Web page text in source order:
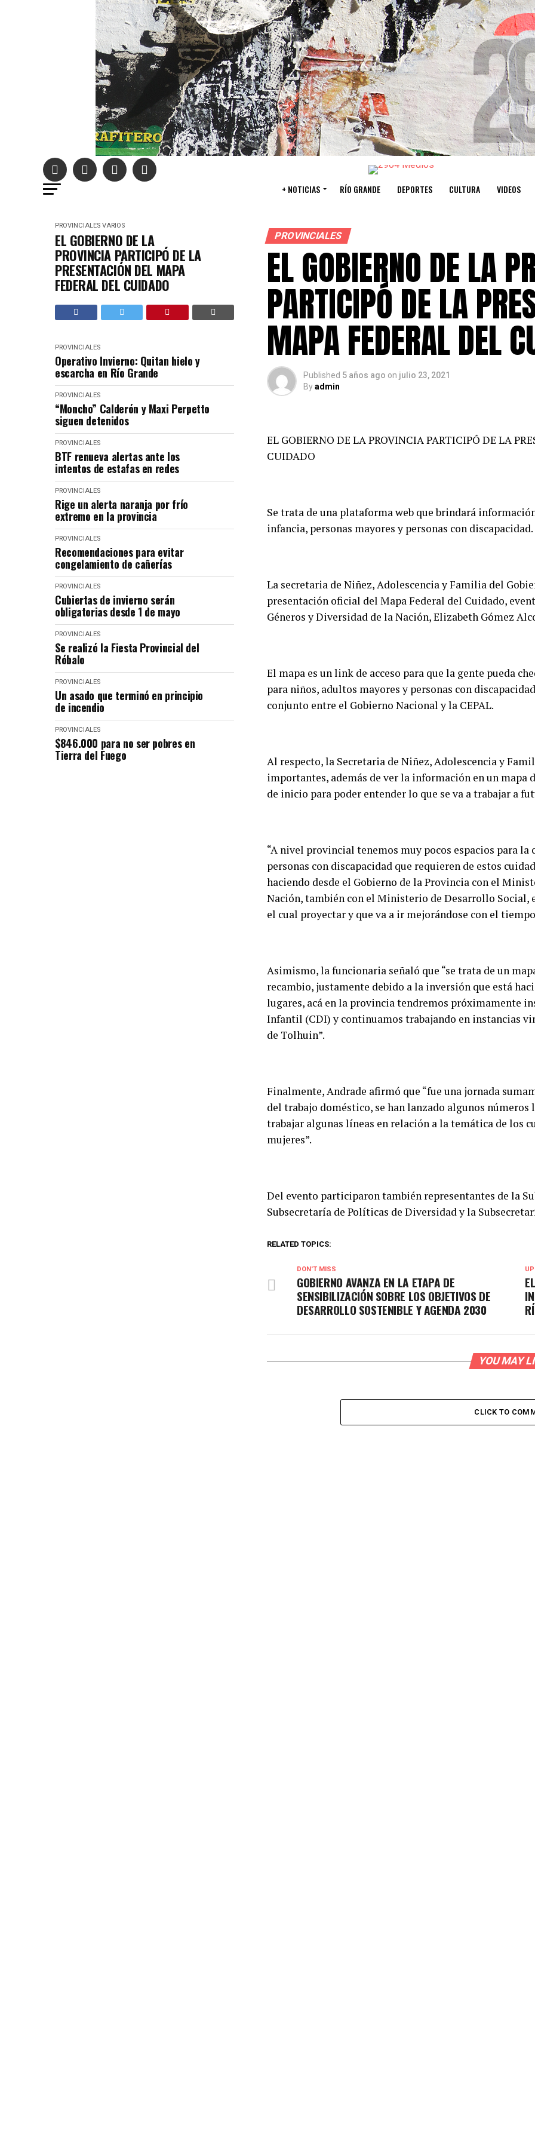
+ NOTICIAS RÍO GRANDE DEPORTES CULTURA VIDEOS
PROVINCIALES VARIOS
EL GOBIERNO DE LA
PROVINCIA PARTICIPÓ DE LA
PRESENTACIÓN DEL MAPA
FEDERAL DEL CUIDADO
PROVINCIALES
Operativo Invierno: Quitan hielo y
escarcha en Río Grande
PROVINCIALES
“Moncho” Calderón y Maxi Perpetto
siguen detenidos
PROVINCIALES
BTF renueva alertas ante los
intentos de estafas en redes
PROVINCIALES
Rige un alerta naranja por frío
extremo en la provincia
PROVINCIALES
Recomendaciones para evitar
congelamiento de cañerías
PROVINCIALES
Cubiertas de invierno serán
obligatorias desde 1 de mayo
PROVINCIALES
Se realizó la Fiesta Provincial del
Róbalo
PROVINCIALES
Un asado que terminó en principio
de incendio
PROVINCIALES
$846.000 para no ser pobres en
Tierra del Fuego
PROVINCIALES
EL GOBIERNO DE LA
PARTICIPÓ DE LA
MAPA FEDERAL DEL
Published 5 años ago on julio 23, 2021
Byadmin
EL GOBIERNO DE LA PROVINCIA PARTICIPÓ DE LA
CUIDADO
Se trata de una plataforma web que brindará
infancia, personas mayores y personas con discapacidad.
La secretaria de Niñez, Adolescencia y Familia del
presentación oficial del Mapa Federal del Cuidado,
Géneros y Diversidad de la Nación, Elizabeth Gómez
El mapa es un link de acceso para que la gente pueda
para niños, adultos mayores y personas con
conjunto entre el Gobierno Nacional y la CEPAL.
Al respecto, la Secretaria de Niñez, Adolescencia y
importantes, además de ver la información en un mapa
de inicio para poder entender lo que se va a trabajar a
“A nivel provincial tenemos muy pocos espacios para
personas con discapacidad que requieren de estos
haciendo desde el Gobierno de la Provincia con el
Nación, también con el Ministerio de Desarrollo Social,
el cual proyectar y que va a ir mejorándose con el
Asimismo, la funcionaria señaló que “se trata de un
recambio, justamente debido a la inversión que está
lugares, acá en la provincia tendremos próximamente
Infantil (CDI) y continuamos trabajando en instancias
de Tolhuin”.
Finalmente, Andrade afirmó que “fue una jornada
del trabajo doméstico, se han lanzado algunos
trabajar algunas líneas en relación a la temática de los
mujeres”.
Del evento participaron también representantes de la
Subsecretaría de Políticas de Diversidad y la
RELATED TOPICS:
DON'T MISS
GOBIERNO AVANZA EN LA ETAPA DE
SENSIBILIZACIÓN SOBRE LOS OBJETIVOS DE
DESARROLLO SOSTENIBLE Y AGENDA 2030
YOU MAY
CLICK TO